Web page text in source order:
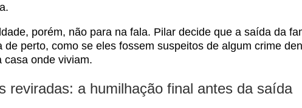
porém, não para na fala. Pilar decide que a saída da
de perto, como se eles fossem suspeitos de algum crime
casa onde viviam.
reviradas: a humilhação final antes da saída